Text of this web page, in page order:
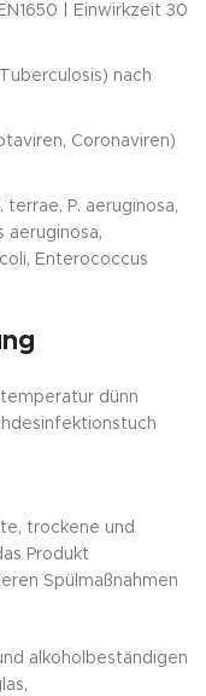
| Einwirkzeit 30
nach
Coronaviren)
terrae, P. aeruginosa,
aeruginosa,
Enterococcus
dünn
trockene und
Produkt
Spülmaßnahmen
alkoholbeständigen